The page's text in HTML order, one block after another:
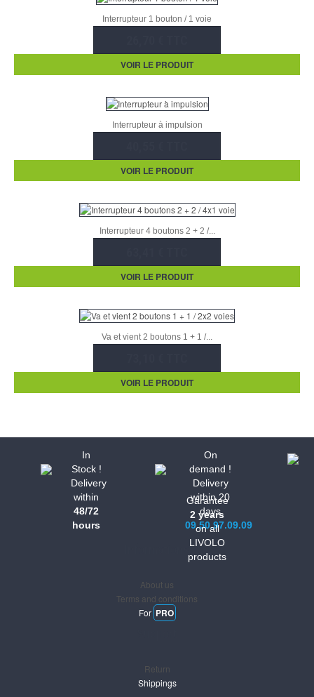
Interrupteur 1 bouton / 1 voie
VOIR LE PRODUIT
Interrupteur à impulsion
VOIR LE PRODUIT
Interrupteur 4 boutons 2 + 2 /...
VOIR LE PRODUIT
Va et vient 2 boutons 1 + 1 /...
VOIR LE PRODUIT
In
Stock !
Delivery
within
48/72
hours
On
demand !
Delivery
within 20
days
09.50.97.09.09
Garantee
2 years
on all
LIVOLO
products
About us
Terms and conditions
For PRO
Return
Shippings